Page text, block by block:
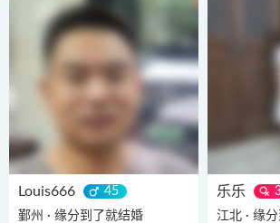
Louis666
45
鄞州 · 缘分到了就结婚
乐乐
江北 · 缘